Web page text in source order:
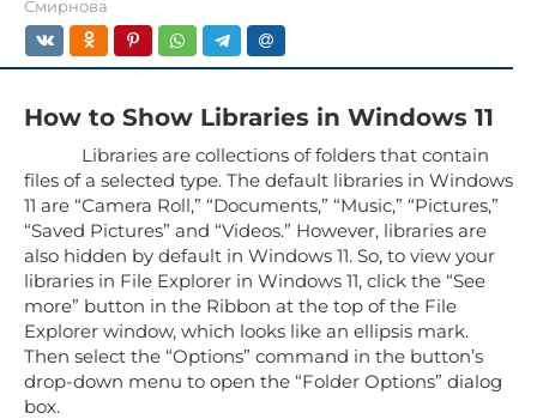
Смирнова
How to Show Libraries in Windows 11
Libraries are collections of folders that contain
files of a selected type. The default libraries in Windows
11 are “Camera Roll,” “Documents,” “Music,” “Pictures,”
“Saved Pictures” and “Videos.” However, libraries are
also hidden by default in Windows 11. So, to view your
libraries in File Explorer in Windows 11, click the “See
more” button in the Ribbon at the top of the File
Explorer window, which looks like an ellipsis mark.
Then select the “Options” command in the button’s
drop-down menu to open the “Folder Options” dialog
box.